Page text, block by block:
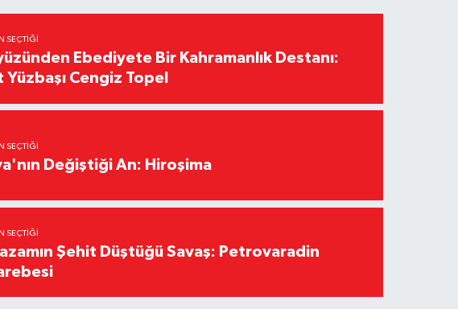
SEÇTIĞI
Ebediyete Bir Kahramanlık Destanı:
Yüzbaşı Cengiz Topel
SEÇTIĞI
Değiştiği An: Hiroşima
SEÇTIĞI
Şehit Düştüğü Savaş: Petrovaradin